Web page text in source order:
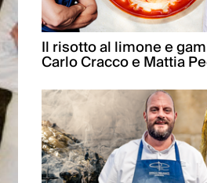
Il risotto al limone e
Carlo Cracco e Mattia